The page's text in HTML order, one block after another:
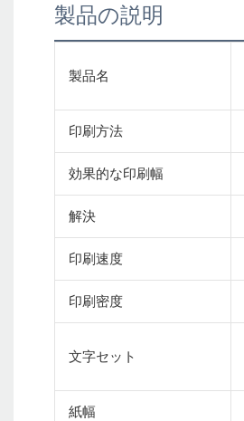
製品の説明
製品名
印刷方法
効果的な印刷幅
解決
印刷速度
印刷密度
文字セット
紙幅